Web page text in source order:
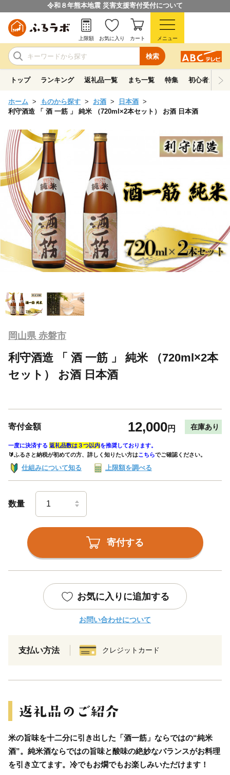
令和８年熊本地震 災害支援寄付受付について
検索
上限額 お気に入り カート メニュー
トップ ランキング 返礼品一覧 まち一覧 特集 初心者ガイド
ホーム ものから探す お酒
日本酒
利守酒造 「 酒 一筋 」 純米 （720ml×2本セット） お酒 日本酒
岡山県 赤磐市
利守酒造 「 酒 一筋 」 純米 （720ml×2本
セット） お酒 日本酒
寄付金額 12,000円 在庫あり
一度に決済する 返礼品数は３つ以内を推奨しております。
🔰ふるさと納税が初めての方、詳しく知りたい方はこちらでご確認ください。
仕組みについて知る 上限額を調べる
数量
寄付する
お気に入りに追加する
お問い合わせについて
支払い方法 クレジットカード
米の旨味を十二分に引き出した「酒一筋」ならではの“純米
酒”。純米酒ならではの旨味と酸味の絶妙なバランスがお料理
を引き立てます。冷でもお燗でもお楽しみいただけます！